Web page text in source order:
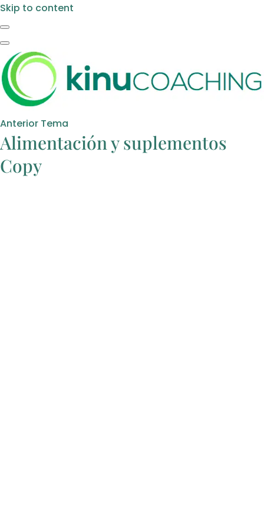
Skip to content
Anterior Tema
Alimentación y suplementos
Copy